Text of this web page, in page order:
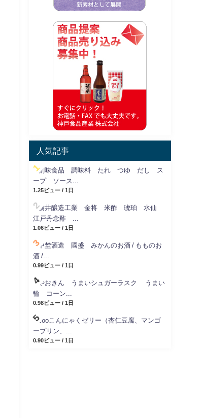
人気記事
創味食品 調味料 たれ つゆ だし ス
ープ ソース...
1.25ビュー / 1日
横井醸造工業 金将 米酢 琥珀 水仙
江戸丹念酢 ...
1.06ビュー / 1日
中埜酒造 國盛 みかんのお酒 / もものお
酒 /...
0.99ビュー / 1日
やおきん うまいシュガーラスク うまい
輪 コーン...
0.98ビュー / 1日
zooこんにゃくゼリー（杏仁豆腐、マンゴ
ープリン、...
0.90ビュー / 1日